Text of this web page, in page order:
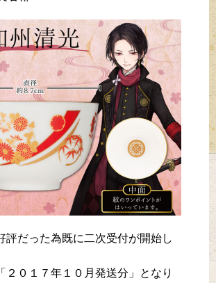
評だった為既に二次受付が開始し
２０１７年１０月発送分」となり